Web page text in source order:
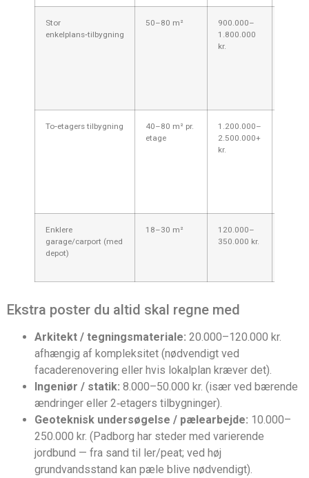
Stor
enkelplans‑tilbygning
50–80 m²
900.000–
1.800.000
kr.
To‑etagers tilbygning
40–80 m² pr.
etage
1.200.000–
2.500.000+
kr.
Enklere
garage/carport (med
depot)
18–30 m²
120.000–
350.000 kr.
Ekstra poster du altid skal regne med
Arkitekt / tegningsmateriale: 20.000–120.000 kr.
afhængig af kompleksitet (nødvendigt ved
facaderenovering eller hvis lokalplan kræver det).
Ingeniør / statik: 8.000–50.000 kr. (især ved bærende
ændringer eller 2‑etagers tilbygninger).
Geoteknisk undersøgelse / pælearbejde: 10.000–
250.000 kr. (Padborg har steder med varierende
jordbund — fra sand til ler/peat; ved høj
grundvandsstand kan pæle blive nødvendigt).